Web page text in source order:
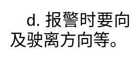
d. 报警时要
及驶离方向等。